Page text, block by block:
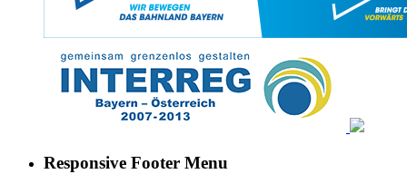
Responsive Footer Menu